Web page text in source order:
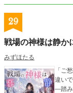
29
戦場の神様は静か
みずほたる
「ご愁傷様です」
違いで
―踏み潰